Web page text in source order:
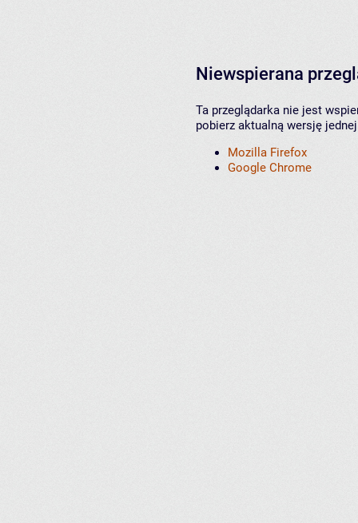
Niewspierana
Ta przeglądarka nie jest
pobierz aktualną wersję
Mozilla Firefox
Google Chrome